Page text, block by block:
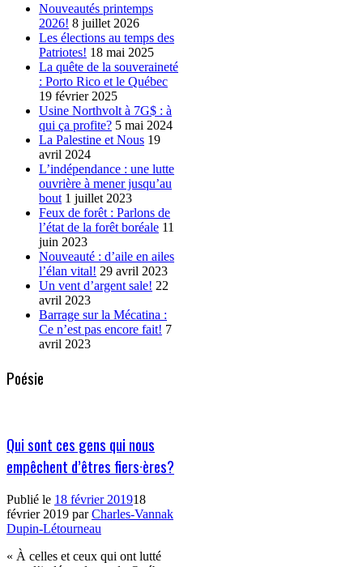
Nouveautés printemps
2026! 8 juillet 2026
Les élections au temps des
Patriotes! 18 mai 2025
La quête de la souveraineté
: Porto Rico et le Québec
19 février 2025
Usine Northvolt à 7G$ : à
qui ça profite? 5 mai 2024
La Palestine et Nous 19
avril 2024
L’indépendance : une lutte
ouvrière à mener jusqu’au
bout 1 juillet 2023
Feux de forêt : Parlons de
l’état de la forêt boréale 11
juin 2023
Nouveauté : d’aile en ailes
l’élan vital! 29 avril 2023
Un vent d’argent sale! 22
avril 2023
Barrage sur la Mécatina :
Ce n’est pas encore fait! 7
avril 2023
Poésie
Qui sont ces gens qui nous
empêchent d’êtres fiers·ères?
Publié le 18 février 201918
février 2019 parCharles-Vannak
Dupin-Létourneau
« À celles et ceux qui ont lutté